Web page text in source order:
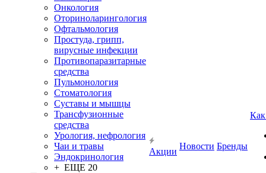
Онкология
Оториноларингология
Офтальмология
Простуда, грипп,
вирусные инфекции
Противопаразитарные
средства
Пульмонология
Стоматология
Суставы и мышцы
Трансфузионные
средства
Урология, нефрология
Чаи и травы
Эндокринология
+ ЕЩЕ 20
Акции
Новости Бренды